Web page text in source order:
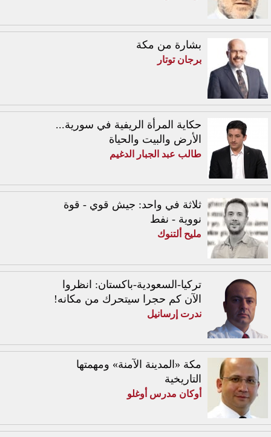
بشارة من مكة
برجان توتار
حكاية المرأة الريفية في سورية...
الأرض والبيت والحياة
طالب عبد الجبار الدغيم
ثلاثة في واحد: جيش قوي - قوة
نووية - نفط
مليح ألتنوك
تركيا-السعودية-باكستان: انظروا
الآن كم حجرا سيتحرك من مكانه!
ندرت إرسانيل
مكة «المدينة الآمنة» ومهمتها
التاريخية
أوكان مدرس أوغلو